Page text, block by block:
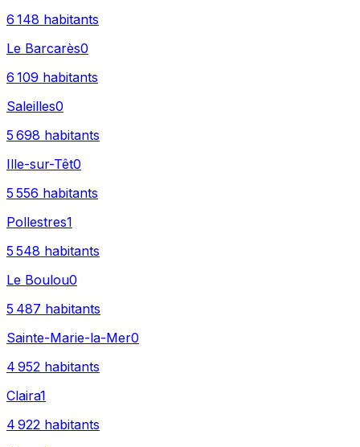
6 148 habitants
Le Barcarès0
6 109 habitants
Saleilles0
5 698 habitants
Ille-sur-Têt0
5 556 habitants
Pollestres1
5 548 habitants
Le Boulou0
5 487 habitants
Sainte-Marie-la-Mer0
4 952 habitants
Claira1
4 922 habitants